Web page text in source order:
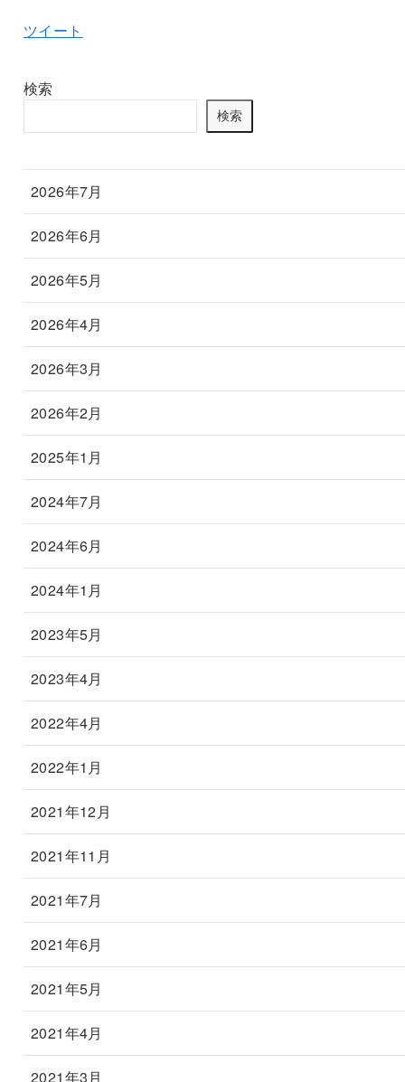
ツイート
検索
検索
2026年7月
2026年6月
2026年5月
2026年4月
2026年3月
2026年2月
2025年1月
2024年7月
2024年6月
2024年1月
2023年5月
2023年4月
2022年4月
2022年1月
2021年12月
2021年11月
2021年7月
2021年6月
2021年5月
2021年4月
2021年3月